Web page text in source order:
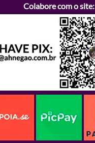
Colabore com o site: